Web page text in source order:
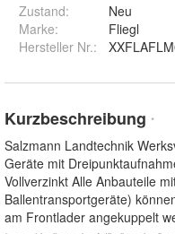
Zustand:
Neu
Marke:
Fliegl
Hersteller Nr.:
Kurzbeschreibung *
Salzmann Landtechnik
Geräte mit
Vollverzinkt Alle Anbauteile
Ballentransportgeräte)
am Frontlader angekuppelt